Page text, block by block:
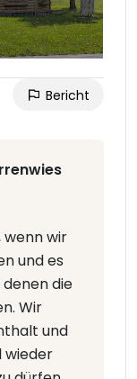
Bericht
wenn wir
und es
die
Wir
und
wieder